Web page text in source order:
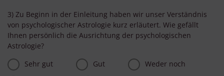
3) Zu Beginn in der Einleitung haben wir unser Verständnis
von psychologischer Astrologie kurz erläutert. Wie gefällt
Ihnen persönlich die Ausrichtung der psychologischen
Astrologie?
Sehr gut
Gut
Weder noch